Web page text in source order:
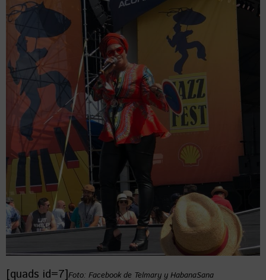
[quads id=7]Foto: Facebook de Telmary y HabanaSana